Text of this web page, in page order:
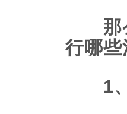
那么
行哪些
1、